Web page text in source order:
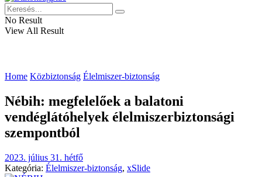
No Result
View All Result
Home Közbiztonság Élelmiszer-biztonság
Nébih: megfelelőek a balatoni
vendéglátóhelyek élelmiszerbiztonsági
szempontból
2023. július 31. hétfő
Kategória: Élelmiszer-biztonság, xSlide